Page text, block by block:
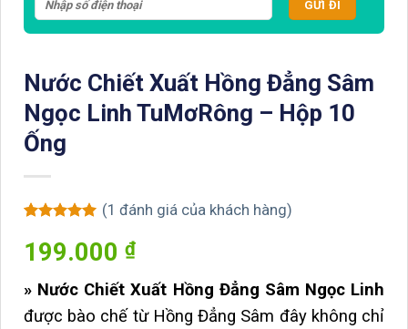
Nước Chiết Xuất Hồng Đẳng Sâm
Ngọc Linh TuMơRông – Hộp 10
Ống
dựa trên
đánh giá
(1 đánh giá của khách hàng)
199.000 ₫
» Nước Chiết Xuất Hồng Đẳng Sâm Ngọc Linh
được bào chế từ Hồng Đẳng Sâm đây không chỉ